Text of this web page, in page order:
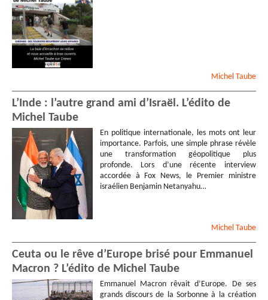
Michel Taube
L’Inde : l’autre grand ami d’Israël. L’édito de
Michel Taube
En politique internationale, les mots ont leur
importance. Parfois, une simple phrase révèle
une transformation géopolitique plus
profonde. Lors d’une récente interview
accordée à Fox News, le Premier ministre
israélien Benjamin Netanyahu…
Michel Taube
Ceuta ou le rêve d’Europe brisé pour Emmanuel
Macron ? L’édito de Michel Taube
Emmanuel Macron rêvait d’Europe. De ses
grands discours de la Sorbonne à la création